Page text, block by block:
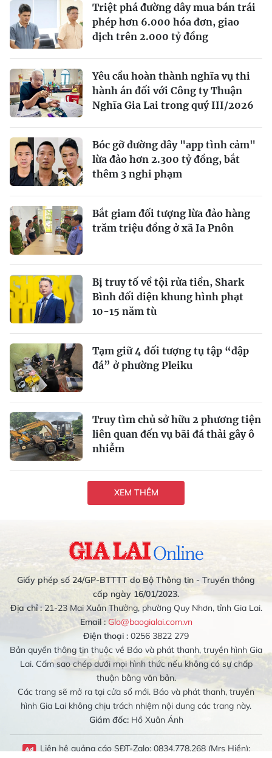
Triệt phá đường dây mua bán trái
phép hơn 6.000 hóa đơn, giao
dịch trên 2.000 tỷ đồng
Yêu cầu hoàn thành nghĩa vụ thi
hành án đối với Công ty Thuận
Nghĩa Gia Lai trong quý III/2026
Bóc gỡ đường dây "app tình cảm"
lừa đảo hơn 2.300 tỷ đồng, bắt
thêm 3 nghi phạm
Bắt giam đối tượng lừa đảo hàng
trăm triệu đồng ở xã Ia Pnôn
Bị truy tố về tội rửa tiền, Shark
Bình đối diện khung hình phạt
10-15 năm tù
Tạm giữ 4 đối tượng tụ tập “đập
đá” ở phường Pleiku
Truy tìm chủ sở hữu 2 phương tiện
liên quan đến vụ bãi đá thải gây ô
nhiễm
XEM THÊM
Giấy phép số 24/GP-BTTTT do Bộ Thông tin - Truyền thông
cấp ngày 16/01/2023.
Địa chỉ :21-23 Mai Xuân Thưởng, phường Quy Nhơn, tỉnh Gia Lai.
Email : Glo@baogialai.com.vn
Điện thoại : 0256 3822 279
Bản quyền thông tin thuộc về Báo và phát thanh, truyền hình Gia
Lai. Cấm sao chép dưới mọi hình thức nếu không có sự chấp
thuận bằng văn bản.
Các trang sẽ mở ra tại cửa sổ mới. Báo và phát thanh, truyền
hình Gia Lai không chịu trách nhiệm nội dung các trang này.
Giám đốc:Hồ Xuân Ánh
Liên hệ quảng cáo SĐT-Zalo: 0834.778.268 (Mrs Hiền);